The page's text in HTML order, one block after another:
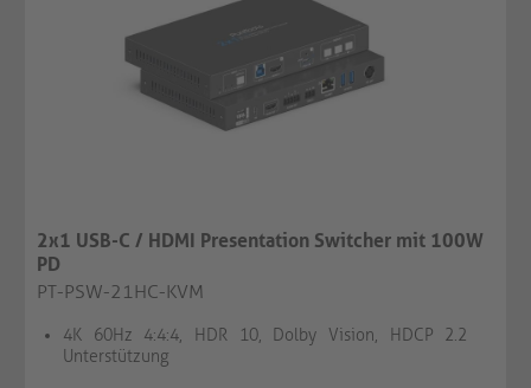
2x1 USB-C / HDMI Presentation Switcher mit 100W
PD
PT-PSW-21HC-KVM
4K 60Hz 4:4:4, HDR 10, Dolby Vision, HDCP 2.2
Unterstützung